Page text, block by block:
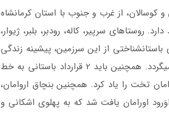
از غرب و جنوب با استان كرمانشاه
روستاهای سرپیر، کاله، رودبر، بلبر، ژیوار،
از این سرزمین، پیشینه زندگی
انسان در اورامان تا چهل هزار سال پیش و به دوران پاریه سنگی باز می­گردد. همچنین باید 2 قرارداد باستانی به خط
تخت را یاد کرد. همچنین بنچاق اروامان،
48 درهم از اشکفتی در ژاوَرود‌ اورامان یافت شد که به پهلوی اشکانی و